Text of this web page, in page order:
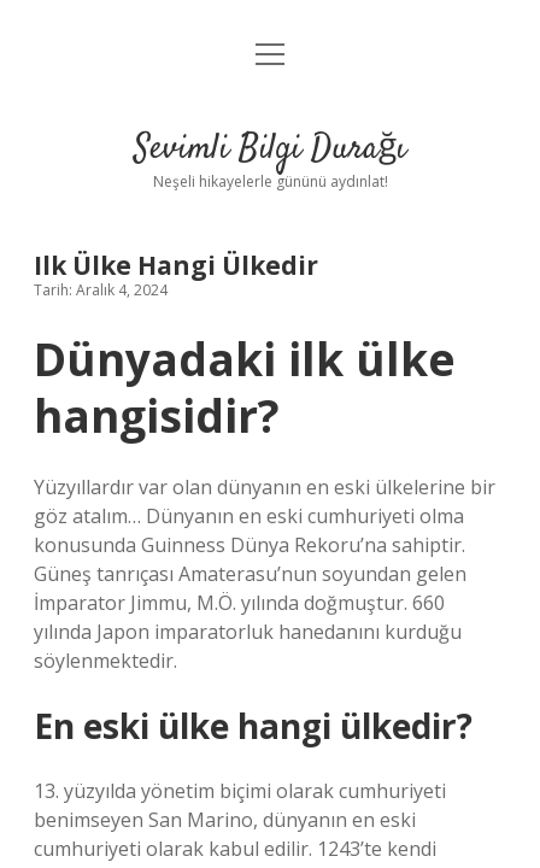
Anasayfa
Yasal Uyarı
menüyü
Sevimli Bilgi Durağı
Neşeli hikayelerle gününü aydınlat!
Ilk Ülke Hangi Ülkedir
Tarih: Aralık 4, 2024
Dünyadaki ilk ülke
hangisidir?
Yüzyıllardır var olan dünyanın en eski ülkelerine bir
göz atalım… Dünyanın en eski cumhuriyeti olma
konusunda Guinness Dünya Rekoru’na sahiptir.
Güneş tanrıçası Amaterasu’nun soyundan gelen
İmparator Jimmu, M.Ö. yılında doğmuştur. 660
yılında Japon imparatorluk hanedanını kurduğu
söylenmektedir.
En eski ülke hangi ülkedir?
13. yüzyılda yönetim biçimi olarak cumhuriyeti
benimseyen San Marino, dünyanın en eski
cumhuriyeti olarak kabul edilir. 1243’te kendi